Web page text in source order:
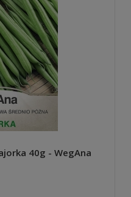
40g - WegAna